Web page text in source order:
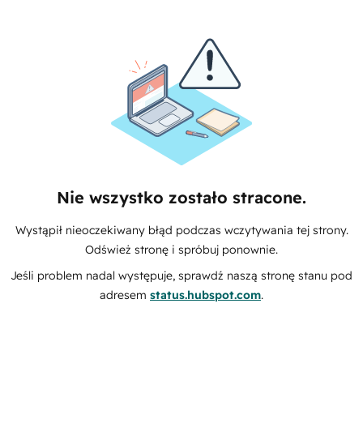
Nie wszystko zostało stracone.
Wystąpił nieoczekiwany błąd podczas wczytywania tej strony.
Odśwież stronę i spróbuj ponownie.
Jeśli problem nadal występuje, sprawdź naszą stronę stanu pod
adresem status.hubspot.com.